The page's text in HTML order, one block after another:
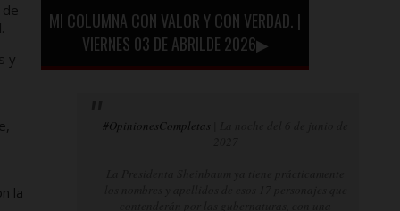
y
la
MI COLUMNA CON VALOR Y CON VERDAD. |
VIERNES 03 DE ABRILDE 2026▶
#OpinionesCompletas